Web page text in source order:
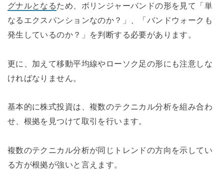
グナルとなるため、ボリンジャーバンドの形を見て「単
なるエクスパンションなのか？」、「バンドウォークも
発生しているのか？」を判断する必要があります。
更に、加えて移動平均線やローソク足の形にも注意しな
ければなりません。
基本的に株式投資は、複数のテクニカル分析を組み合わ
せ、根拠を見つけて取引を行います。
複数のテクニカル分析が同じトレンドの方向を示してい
る方が根拠が強いと言えます。